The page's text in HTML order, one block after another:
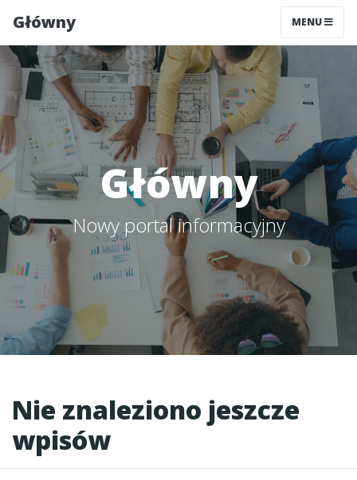
Główny MENU
Główny
Nowy portal informacyjny
Nie znaleziono jeszcze
wpisów